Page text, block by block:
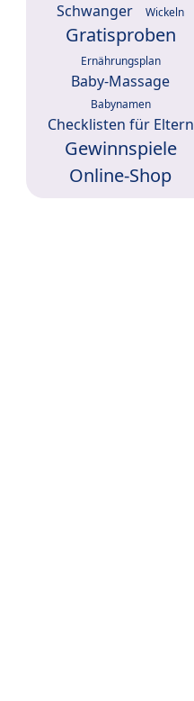
Schwanger Wickeln
Gratisproben
Ernährungsplan
Baby-Massage
Babynamen
Checklisten für Eltern
Gewinnspiele
Online-Shop